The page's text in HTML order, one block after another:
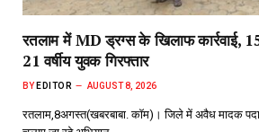
रतलाम में MD ड्रग्स के खिलाफ कार्रवाई,
21 वर्षीय युवक गिरफ्तार
BY EDITOR AUGUST 8, 2026
रतलाम,8अगस्त(खबरबाबा. कॉम)। जिले में अवैध मादक